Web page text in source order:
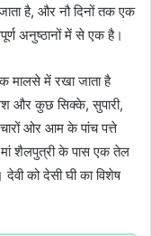
है, और नौ दिनों तक एक
अनुष्ठानों में से एक है।
मालसे में रखा जाता है
और कुछ सिक्के, सुपारी,
ओर आम के पांच पत्ते
शैलपुत्री के पास एक तेल
को देसी घी का विशेष